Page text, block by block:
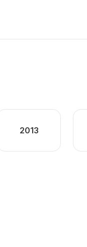
2013